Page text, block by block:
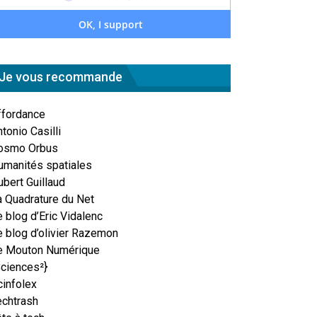
Je vous recommande
Casilli
Orbus
spatiales
Guillaud
Quadrature du Net
blog d’Eric Vidalenc
blog d’olivier Razemon
Mouton Numérique